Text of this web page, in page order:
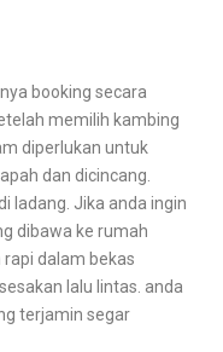
booking secara
memilih kambing
diperlukan untuk
dan dicincang.
ladang. Jika anda ingin
dibawa ke rumah
dalam bekas
lalu lintas. anda
terjamin segar